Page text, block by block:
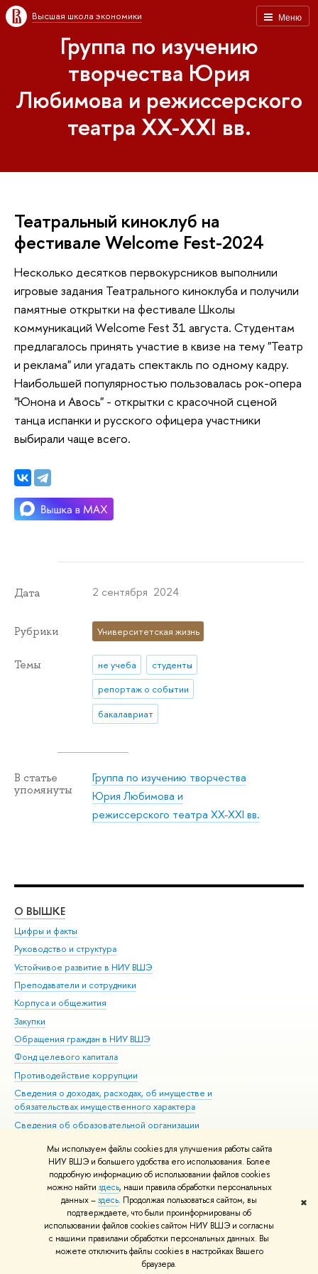
Мы используем файлы cookies для улучшения работы сайта
НИУ ВШЭ и большего удобства его использования. Более
подробную информацию об использовании файлов cookies
можно найти здесь, наши правила обработки персональных
данных –здесь. Продолжая пользоваться сайтом, вы
подтверждаете, что были проинформированы об
использовании файлов cookies сайтом НИУ ВШЭ и согласны
с нашими правилами обработки персональных данных. Вы
можете отключить файлы cookies в настройках Вашего
браузера.
✖
Меню
Высшая школа экономики
Группа по изучению
творчества Юрия
Любимова и режиссерского
театра XX-XXI вв.
Театральный киноклуб на
фестивале Welcome Fest-2024
Несколько десятков первокурсников выполнили
игровые задания Театрального киноклуба и получили
памятные открытки на фестивале Школы
коммуникаций Welcome Fest 31 августа. Студентам
предлагалось принять участие в квизе на тему "Театр
и реклама" или угадать спектакль по одному кадру.
Наибольшей популярностью пользовалась рок-опера
"Юнона и Авось" - открытки с красочной сценой
танца испанки и русского офицера участники
выбирали чаще всего.
Дата 2 сентября 2024
Рубрики Университетская жизнь
Темы не учеба
студенты
репортаж о событии
бакалавриат
В статье
упомянуты
Группа по изучению творчества
Юрия Любимова и
режиссерского театра XX-XXI вв.
О ВЫШКЕ
Цифры и факты
Руководство и структура
Устойчивое развитие в НИУ ВШЭ
Преподаватели и сотрудники
Корпуса и общежития
Закупки
Обращения граждан в НИУ ВШЭ
Фонд целевого капитала
Противодействие коррупции
Сведения о доходах, расходах, об имуществе и
обязательствах имущественного характера
Сведения об образовательной организации
Людям с ограниченными возможностями здоровья
Единая платежная страница
Работа в Вышке
© НИУ ВШЭ 1993–2026 Адреса и контакты Условия использования
материалов Политика конфиденциальности Карта сайта
Шрифты HSE Sans и HSE Slab разработаны вШколе дизайна НИУ ВШЭ